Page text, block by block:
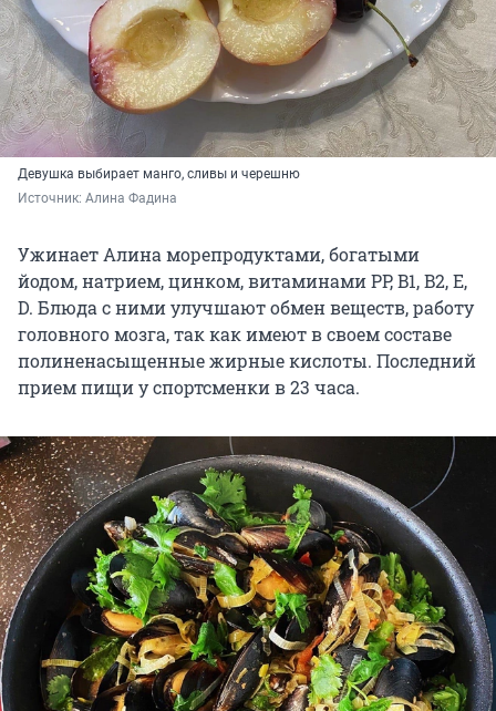
Девушка выбирает манго, сливы и черешню
Источник: Алина Фадина
Ужинает Алина морепродуктами, богатыми
йодом, натрием, цинком, витаминами PP, B1, B2, E,
D. Блюда с ними улучшают обмен веществ, работу
головного мозга, так как имеют в своем составе
полиненасыщенные жирные кислоты. Последний
прием пищи у спортсменки в 23 часа.